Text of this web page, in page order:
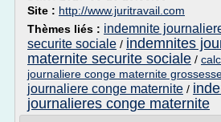
Site : http://www.juritravail.com
Thèmes liés : indemnite
securite sociale / indemnites
maternite securite sociale /
journaliere conge maternite
journaliere conge maternite /
journalieres conge maternite